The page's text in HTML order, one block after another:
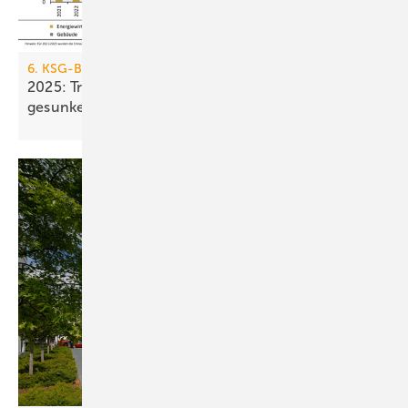
6. KSG-Bilanz
2025: Treibhausgasemissionen sind nur um 0,1 %
gesunken